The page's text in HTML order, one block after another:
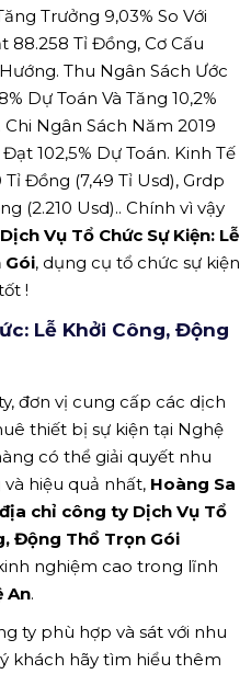
Trưởng 9,03% So Với
88.258 Tỉ Đồng, Cơ Cấu
Thu Ngân Sách Ước
Dự Toán Và Tăng 10,2%
Ngân Sách Năm 2019
102,5% Dự Toán. Kinh Tế
Đồng (7,49 Tỉ Usd), Grdp
(2.210 Usd).. Chính vì vậy
Vụ Tổ Chức Sự Kiện: Lễ
Gói, dụng cụ tổ chức sự kiện
!
Lễ Khởi Công, Động
đơn vị cung cấp các dịch
thiết bị sự kiện tại Nghệ
có thể giải quyết nhu
hiệu quả nhất, Hoàng Sa
chỉ công ty Dịch Vụ Tổ
Động Thổ Trọn Gói
nghiệm cao trong lĩnh
An.
ty phù hợp và sát với nhu
khách hãy tìm hiểu thêm